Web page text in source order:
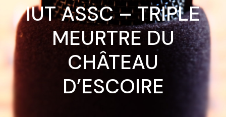
IUT ASSC – TRIPLE
MEURTRE DU
CHÂTEAU
D’ESCOIRE